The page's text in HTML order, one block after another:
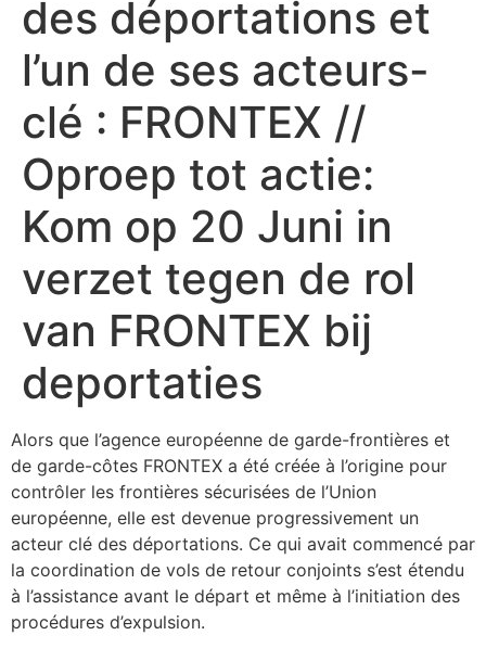
des déportations et
l’un de ses acteurs-
clé : FRONTEX //
Oproep tot actie:
Kom op 20 Juni in
verzet tegen de rol
van FRONTEX bij
deportaties
Alors que l’agence européenne de garde-frontières et
de garde-côtes FRONTEX a été créée à l’origine pour
contrôler les frontières sécurisées de l’Union
européenne, elle est devenue progressivement un
acteur clé des déportations. Ce qui avait commencé par
la coordination de vols de retour conjoints s’est étendu
à l’assistance avant le départ et même à l’initiation des
procédures d’expulsion.